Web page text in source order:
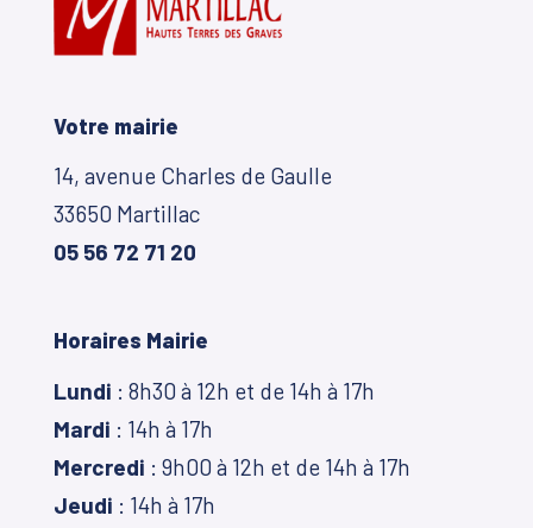
Votre mairie
14, avenue Charles de Gaulle
33650 Martillac
05 56 72 71 20
Horaires Mairie
Lundi : 8h30 à 12h et de 14h à 17h
Mardi : 14h à 17h
Mercredi : 9h00 à 12h et de 14h à 17h
Jeudi : 14h à 17h